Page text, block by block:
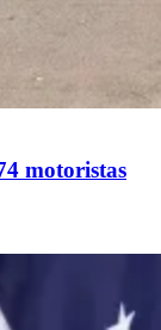
motoristas